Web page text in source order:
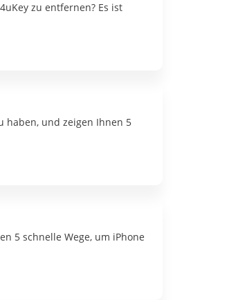
zu entfernen? Es ist
haben, und zeigen Ihnen 5
5 schnelle Wege, um iPhone